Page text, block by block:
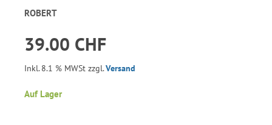
ROBERT
39.00 CHF
Inkl. 8.1 % MWSt zzgl.Versand
Auf Lager